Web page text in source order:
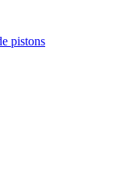
pistons